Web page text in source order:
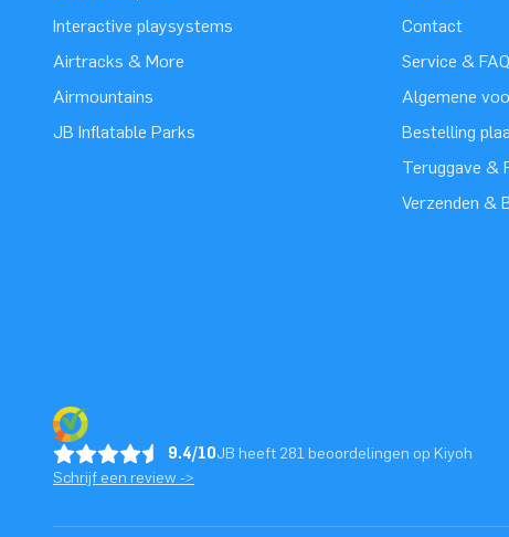
Interactive playsystems
Airtracks & More
Airmountains
JB Inflatable Parks
Contact
Service & FAQ
Algemene
Bestelling
Teruggave &
Verzenden &
9.4/10JB heeft 281 beoordelingen op Kiyoh
Schrijf een review ->